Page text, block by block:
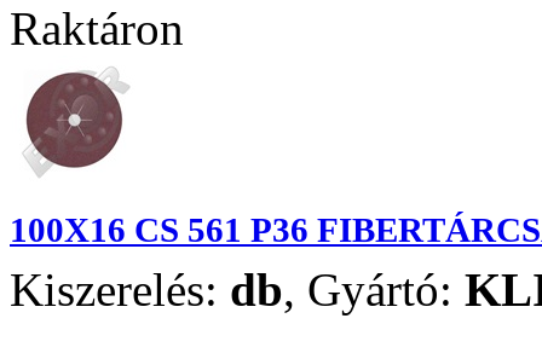
Raktáron
100X16 CS 561 P36
Kiszerelés: db, Gyártó: